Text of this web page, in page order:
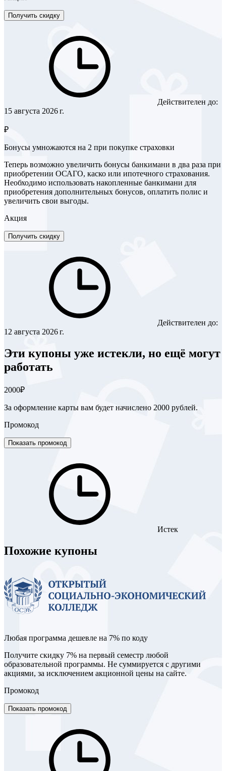
Получить скидку
Действителен до:
15 августа 2026 г.
₽
Бонусы умножаются на 2 при покупке страховки
Теперь возможно увеличить бонусы банкимани в два раза при
приобретении ОСАГО, каско или ипотечного страхования.
Необходимо использовать накопленные банкимани для
приобретения дополнительных бонусов, оплатить полис и
увеличить свои выгоды.
Акция
Получить скидку
Действителен до:
12 августа 2026 г.
Эти купоны уже истекли, но ещё могут
работать
2000₽
За оформление карты вам будет начислено 2000 рублей.
Промокод
Показать промокод
Истек
Похожие купоны
Любая программа дешевле на 7% по коду
Получите скидку 7% на первый семестр любой
образовательной программы. Не суммируется с другими
акциями, за исключением акционной цены на сайте.
Промокод
Показать промокод